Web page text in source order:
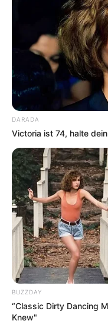
Personenschiffen ein.
Sees gibt es aber
und mit dem Fahrrad
Strandbad von
kleine Kinder
Durch
zu den
ein sehr
Bademöglichkeiten.
der Ortschaft
DARADA
Victoria ist 74, halte
BUZZDAY
“Classic Dirty Dancing
Knew"